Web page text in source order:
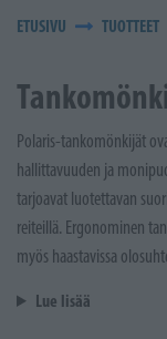
ETUSIVU TUOTTEET
Polaris-tankomönkijät
hallittavuuden ja
tarjoavat luotettavan
reiteillä. Ergonominen
myös haastavissa
Lue lisää